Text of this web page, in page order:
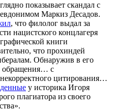
показывает скандал с
Маркиз Десадов.
, что филолог выдал за
нацистского концлагеря
книги
что прохиндей
Обнаружив в его
обращения… с
цитирования…
у историка Игоря
плагиатора из своего